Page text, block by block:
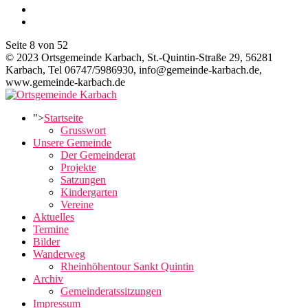
Seite 8 von 52
© 2023 Ortsgemeinde Karbach, St.-Quintin-Straße 29, 56281
Karbach, Tel 06747/5986930, info@gemeinde-karbach.de,
www.gemeinde-karbach.de
">Startseite
Grusswort
Unsere Gemeinde
Der Gemeinderat
Projekte
Satzungen
Kindergarten
Vereine
Aktuelles
Termine
Bilder
Wanderweg
Rheinhöhentour Sankt Quintin
Archiv
Gemeinderatssitzungen
Impressum